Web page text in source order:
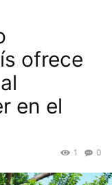
ofrece
en el
0
1